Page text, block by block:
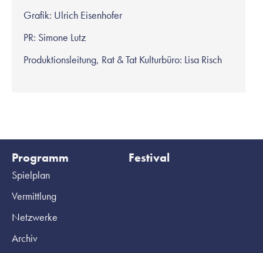
Grafik: Ulrich Eisenhofer
PR: Simone Lutz
Produktionsleitung, Rat & Tat Kulturbüro: Lisa Risch
Programm
Spielplan
Vermittlung
Netzwerke
Archiv
Festival